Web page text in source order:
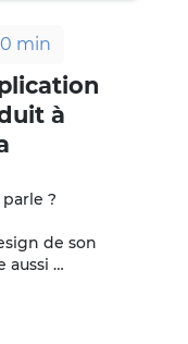
min
à
parle ?
de son
aussi
dans une